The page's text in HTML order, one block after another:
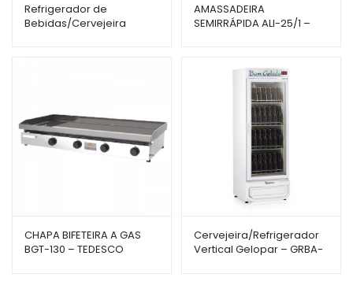
Refrigerador de
Bebidas/Cervejeira
AMASSADEIRA
SEMIRRÁPIDA ALI-25/1 –
CHAPA BIFETEIRA A GAS
BGT-130 – TEDESCO
Cervejeira/Refrigerador
Vertical Gelopar – GRBA-